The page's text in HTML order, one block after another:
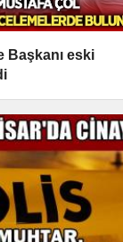
Başkanı eski